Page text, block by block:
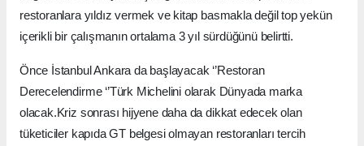
restoranlara yıldız vermek ve kitap basmakla değil top yekün
içerikli bir çalışmanın ortalama 3 yıl sürdüğünü belirtti.
Önce İstanbul Ankara da başlayacak ‘’Restoran
Derecelendirme ‘’Türk Michelini olarak Dünyada marka
olacak.Kriz sonrası hijyene daha da dikkat edecek olan
tüketiciler kapıda GT belgesi olmayan restoranları tercih